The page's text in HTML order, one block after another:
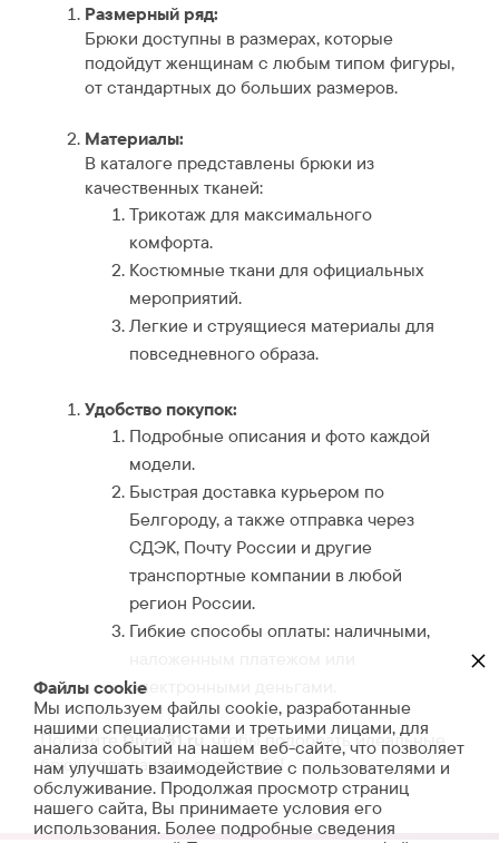
Размерный ряд:
Брюки доступны в размерах, которые
подойдут женщинам с любым типом фигуры,
от стандартных до больших размеров.
Материалы:
В каталоге представлены брюки из
качественных тканей:
Трикотаж для максимального
комфорта.
Костюмные ткани для официальных
мероприятий.
Легкие и струящиеся материалы для
повседневного образа.
Удобство покупок:
Подробные описания и фото каждой
модели.
Быстрая доставка курьером по
Белгороду, а также отправка через
СДЭК, Почту России и другие
транспортные компании в любой
регион России.
Гибкие способы оплаты: наличными,
электронными деньгами.
ПосетитеDivas31.ru, чтобы подобрать идеальные
брюки для вашего гардероба!
Файлы cookie
Мы используем файлы cookie, разработанные
нашими специалистами и третьими лицами, для
анализа событий на нашем веб-сайте, что позволяет
нам улучшать взаимодействие с пользователями и
обслуживание. Продолжая просмотр страниц
нашего сайта, Вы принимаете условия его
использования. Более подробные сведения
×